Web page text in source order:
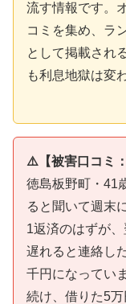
流す情報です。
コミを集め、ラ
として掲載され
も利息地獄は変
⚠️【被害口コミ
徳島板野町・41
ると聞いて週末
1返済のはずが
遅れると連絡し
千円になってい
続け、借りた5